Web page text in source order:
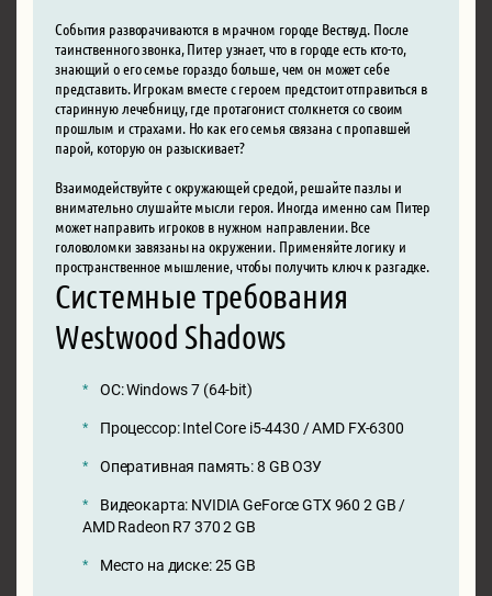
События разворачиваются в мрачном городе Вествуд. После
таинственного звонка, Питер узнает, что в городе есть кто-то,
знающий о его семье гораздо больше, чем он может себе
представить. Игрокам вместе с героем предстоит отправиться в
старинную лечебницу, где протагонист столкнется со своим
прошлым и страхами. Но как его семья связана с пропавшей
парой, которую он разыскивает?
Взаимодействуйте с окружающей средой, решайте пазлы и
внимательно слушайте мысли героя. Иногда именно сам Питер
может направить игроков в нужном направлении. Все
головоломки завязаны на окружении. Применяйте логику и
пространственное мышление, чтобы получить ключ к разгадке.
Системные требования
Westwood Shadows
ОС: Windows 7 (64-bit)
Процессор: Intel Core i5-4430 / AMD FX-6300
Оперативная память: 8 GB ОЗУ
Видеокарта: NVIDIA GeForce GTX 960 2 GB /
AMD Radeon R7 370 2 GB
Место на диске: 25 GB